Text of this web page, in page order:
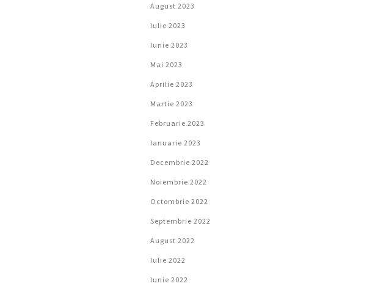
August 2023
Iulie 2023
Iunie 2023
Mai 2023
Aprilie 2023
Martie 2023
Februarie 2023
Ianuarie 2023
Decembrie 2022
Noiembrie 2022
Octombrie 2022
Septembrie 2022
August 2022
Iulie 2022
Iunie 2022